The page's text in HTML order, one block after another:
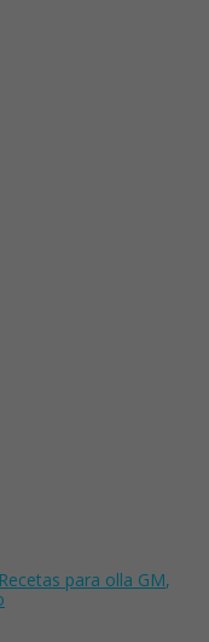
Recetas para olla GM,